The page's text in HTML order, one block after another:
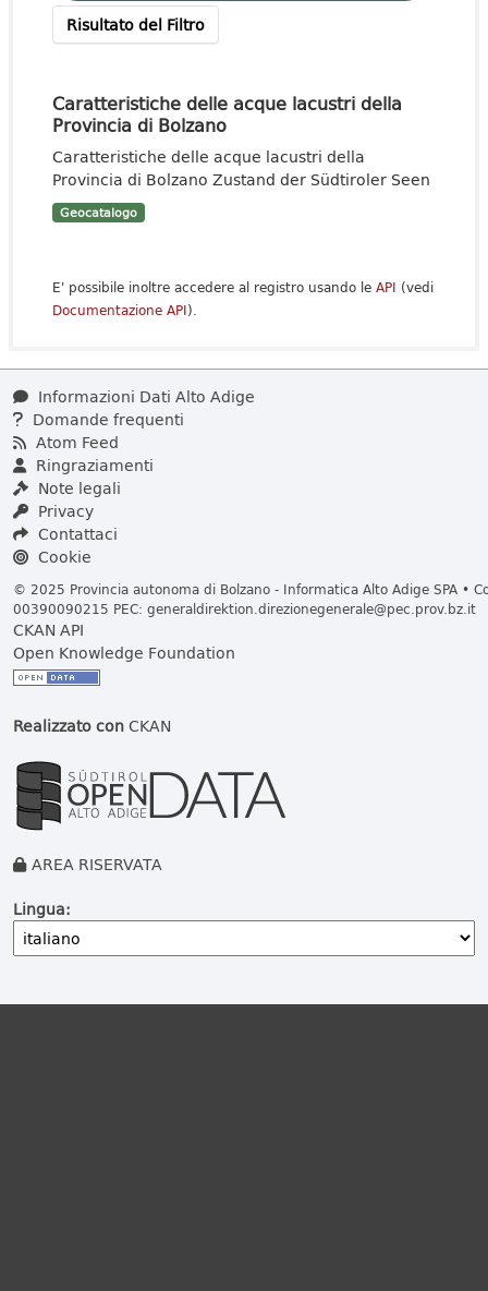
Risultato del Filtro
Caratteristiche delle acque lacustri della
Provincia di Bolzano
Caratteristiche delle acque lacustri della
Provincia di Bolzano Zustand der Südtiroler Seen
Geocatalogo
E' possibile inoltre accedere al registro usando le API (vedi
Documentazione API).
Informazioni Dati Alto Adige
Domande frequenti
Atom Feed
Ringraziamenti
Note legali
Privacy
Contattaci
Cookie
© 2025 Provincia autonoma di Bolzano - Informatica Alto Adige SPA •
00390090215 PEC: generaldirektion.direzionegenerale@pec.prov.bz.it
CKAN API
Open Knowledge Foundation
Realizzato conCKAN
AREA RISERVATA
Lingua